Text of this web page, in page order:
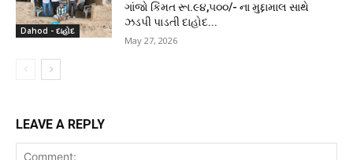
Dahod - દાહોદ
ગાંજો કિંમત રૂા.૯૪,૫૦૦/- ના મુદ્દામાલ સાથે
ઝડપી પાડતી દાહોદ...
May 27, 2026
LEAVE A REPLY